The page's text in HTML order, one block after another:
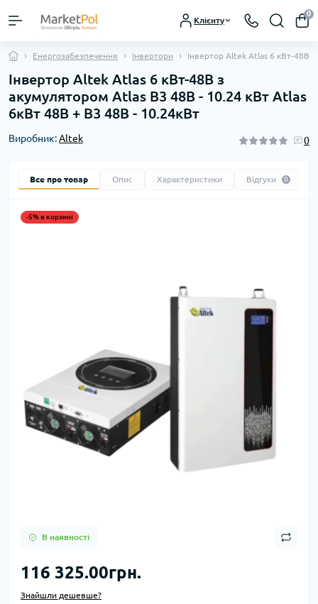
Клієнту
0
Енергозабезпечення Інвертори Інвертор Altek Atlas 6 кВт-48В
Інвертор Altek Atlas 6 кВт-48В з
акумулятором Atlas В3 48В - 10.24 кBт Atlas
6кВт 48В + В3 48В - 10.24кBт
Виробник:Altek 0
Все про товар Опис Характеристики Відгуки 0
-5% в корзині
В наявності
116 325.00грн.
Знайшли дешевше?